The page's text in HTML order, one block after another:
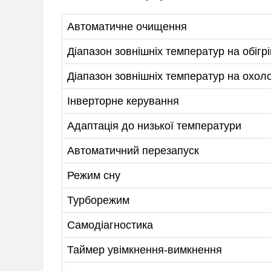
Автоматичне очищення
Діапазон зовнішніх температур на
Діапазон зовнішніх температур на
Інверторне керування
Адаптація до низької температури
Автоматичний перезапуск
Режим сну
Турборежим
Самодіагностика
Таймер увімкнення-вимкнення